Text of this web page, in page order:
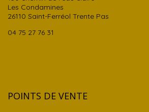
Les Condamines
26110 Saint-Ferréol Trente Pas
04 75 27 76 31
POINTS DE VENTE